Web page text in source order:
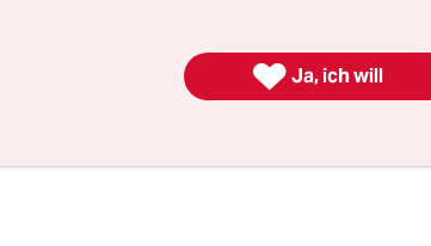
 Ja, ich will